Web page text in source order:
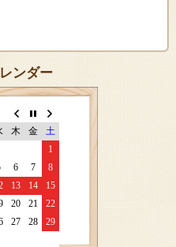
ンダー
木 金
土
1
6 7
8
13 14
15
20 21
22
27 28
29